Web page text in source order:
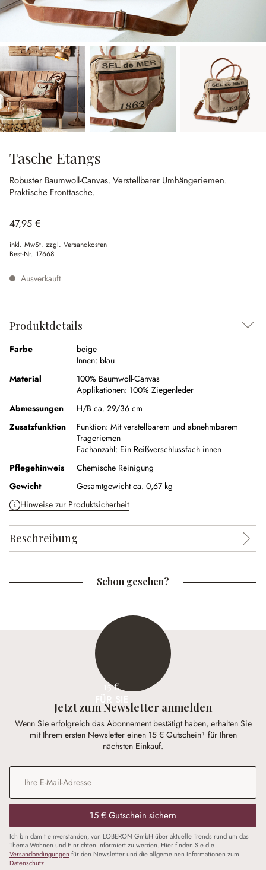
Tasche Etangs
Robuster Baumwoll-Canvas. Verstellbarer Umhängeriemen.
Praktische Fronttasche.
47,95 €
inkl. MwSt. zzgl. Versandkosten
Best-Nr. 17668
Ausverkauft
Produktdetails
Farbe
beige
Innen: blau
Material
100% Baumwoll-Canvas
Applikationen: 100% Ziegenleder
Abmessungen
H/B ca. 29/36 cm
Zusatzfunktion
Funktion: Mit verstellbarem und abnehmbarem
Trageriemen
Fachanzahl: Ein Reißverschlussfach innen
Pflegehinweis
Chemische Reinigung
Gewicht
Gesamtgewicht ca. 0,67 kg
Hinweise zur Produktsicherheit
Beschreibung
Schon gesehen?
15 €
Jetzt zum Newsletter anmelden
Wenn Sie erfolgreich das Abonnement bestätigt haben, erhalten Sie
mit Ihrem ersten Newsletter einen 15 € Gutschein¹ für Ihren
nächsten Einkauf.
E-Mail-Adresse
15 € Gutschein sichern
Ich bin damit einverstanden, von LOBERON GmbH über aktuelle Trends rund um das
Thema Wohnen und Einrichten informiert zu werden. Hier finden Sie die
Versandbedingungen für den Newsletter und die allgemeinen Informationen zum
Datenschutz.